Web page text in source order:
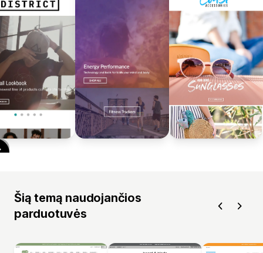
Šią temą naudojančios
parduotuvės